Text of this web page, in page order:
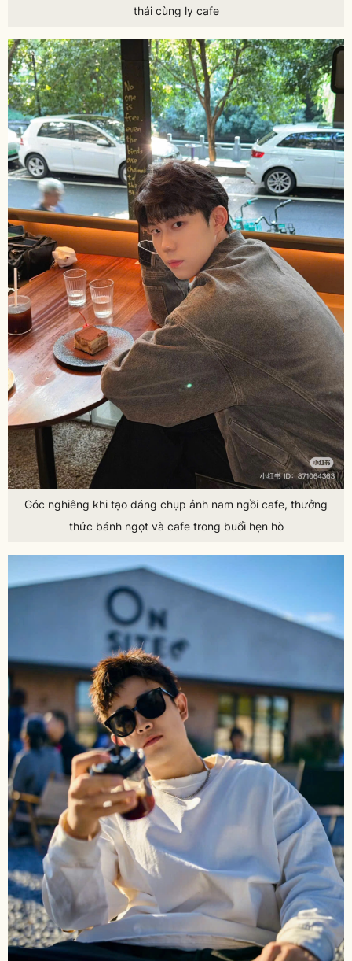
thái cùng ly cafe
Góc nghiêng khi tạo dáng chụp ảnh nam ngồi cafe, thưởng
thức bánh ngọt và cafe trong buổi hẹn hò